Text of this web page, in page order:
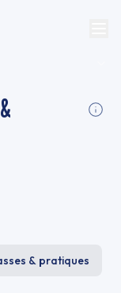
& pratiques